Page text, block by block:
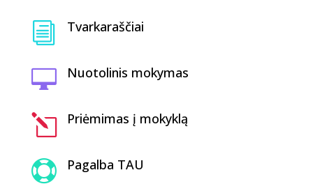
i Tvarkaraščiai
 Nuotolinis mokymas
l Priėmimas į mokyklą
 Pagalba TAU